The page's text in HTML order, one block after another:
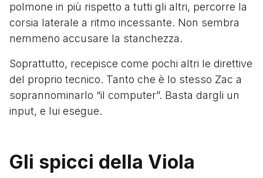
polmone in più rispetto a tutti gli altri, percorre la
corsia laterale a ritmo incessante. Non sembra
nemmeno accusare la stanchezza.
Soprattutto, recepisce come pochi altri le direttive
del proprio tecnico. Tanto che è lo stesso Zac a
soprannominarlo “il computer”. Basta dargli un
input, e lui esegue.
Gli spicci della Viola